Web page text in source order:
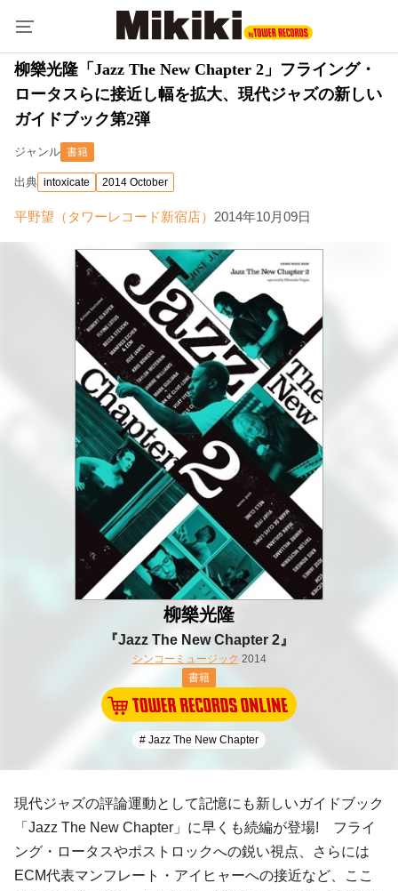
柳樂光隆「Jazz The New Chapter 2」フライング・
ロータスらに接近し幅を拡大、現代ジャズの新しい
ガイドブック第2弾
ジャンル 書籍
出典 intoxicate 2014 October
平野望（タワーレコード新宿店） 2014年10月09日
柳樂光隆
『Jazz The New Chapter 2』
シンコーミュージック 2014
書籍
# Jazz The New Chapter
現代ジャズの評論運動として記憶にも新しいガイドブック
「Jazz The New Chapter」に早くも続編が登場! フライ
ング・ロータスやポストロックへの鋭い視点、さらには
ECM代表マンフレート・アイヒャーへの接近など、ここ